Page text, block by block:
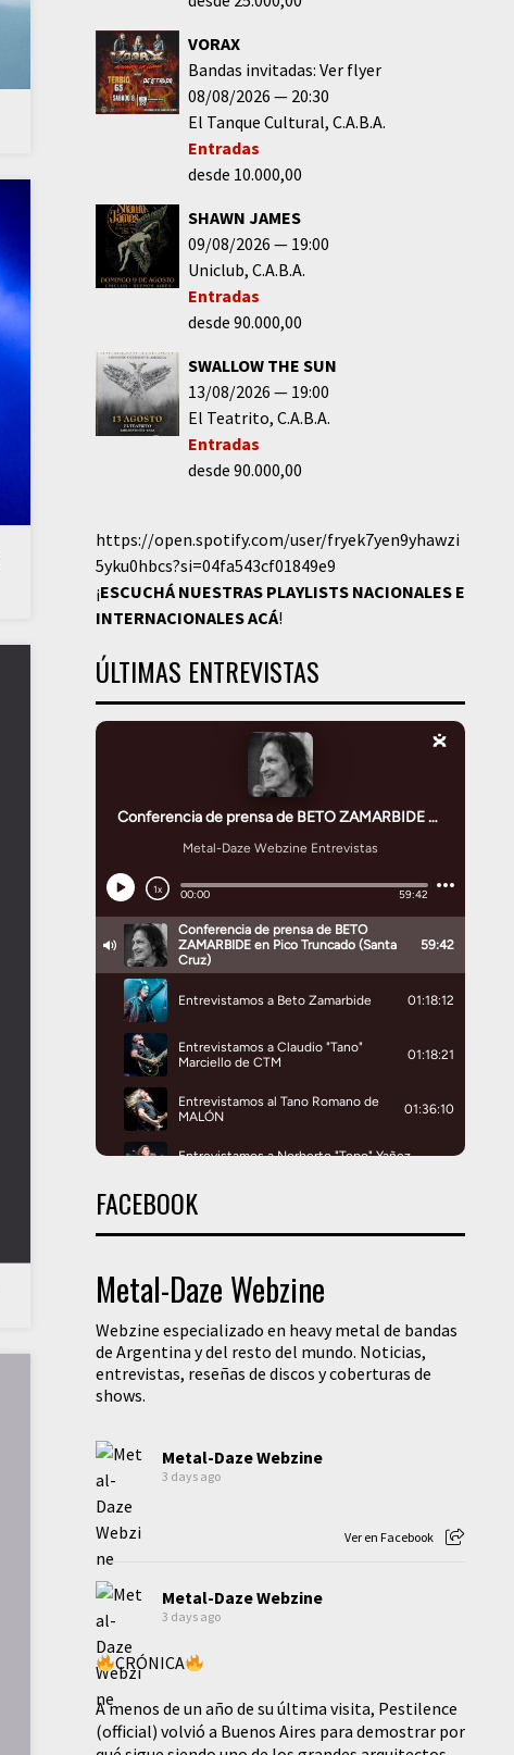
VORAX
Bandas invitadas: Ver flyer
08/08/2026
20:30
El Tanque Cultural C.A.B.A.
Entradas
desde 10.000,00
SHAWN JAMES
09/08/2026
19:00
Uniclub C.A.B.A.
Entradas
desde 90.000,00
SWALLOW THE SUN
13/08/2026
19:00
El Teatrito C.A.B.A.
Entradas
desde 90.000,00
https://open.spotify.com/user/fryek7yen9yhawzi
5yku0hbcs?si=04fa543cf01849e9
¡ESCUCHÁ NUESTRAS PLAYLISTS NACIONALES E
INTERNACIONALESACÁ!
ÚLTIMAS ENTREVISTAS
FACEBOOK
Metal-Daze Webzine
Webzine especializado en heavy metal de bandas
de Argentina y del resto del mundo. Noticias,
entrevistas, reseñas de discos y coberturas de
shows.
Metal-Daze Webzine
3 days ago
Ver en Facebook
Metal-Daze Webzine
3 days ago
CRÓNICA
A menos de un año de su última visita, Pestilence
(official) volvió a Buenos Aires para demostrar por